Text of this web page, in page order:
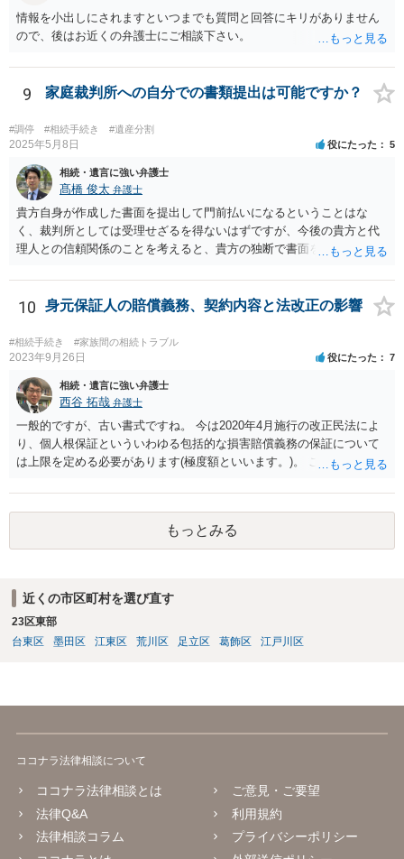
情報を小出しにされますといつまでも質問と回答にキリがありません
ので、後はお近くの弁護士にご相談下さい。
9 家庭裁判所への自分での書類提出は可能ですか？
#調停 #相続手続き #遺産分割
2025年5月8日 役にたった 5
相続・遺言に強い弁護士
髙橋 俊太 弁護士
貴方自身が作成した書面を提出して門前払いになるということはな
く、裁判所としては受理せざるを得ないはずですが、今後の貴方と代
理人との信頼関係のことを考えると、貴方の独断で書面を提出したり
士が主張書面の提出を渋っているようですが、弁護士として提出の実
益がないと考えている可能性もあると思いますので、そのあたりも含
めて、弁護士見解を確認等するためによく打ち合わせた方がよいと思
います。単に面倒臭いということで書面提出をしないということであ
れば、当該弁護士との委任関係を修了した上で、貴方のほうで書面提
出することを検討なさった方がよいでしょう。
10 身元保証人の賠償義務、契約内容と法改正の影響
#相続手続き #家族間の相続トラブル
2023年9月26日 役にたった 7
相続・遺言に強い弁護士
西谷 拓哉 弁護士
一般的ですが、古い書式ですね。 今は2020年4月施行の改正民法によ
り、個人根保証といういわゆる包括的な損害賠償義務の保証について
は上限を定める必要があります(極度額といいます。)。 この書式にサ
り、会社側は請求できない可能性が高そうです。
もっとみる
近くの市区町村を選び直す
23区東部
台東区
墨田区 江東区 荒川区 足立区 葛飾区 江戸川区
ココナラ法律相談について
ココナラ法律相談とは
法律Q&A
法律相談コラム
ご意見・ご要望
利用規約
プライバシーポリシー